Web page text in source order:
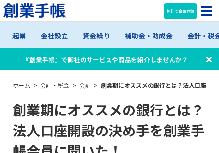
無料で会員登録
起業 会社設立 資金繰り 補助金・助成金 会計・税
『創業手帳』で御社のサービスや商品を紹介しませんか？
ホーム > 会計・税金 > 会計 > 創業期にオススメの銀行とは？法人口座開
創業期にオススメの銀行とは？
法人口座開設の決め手を創業手